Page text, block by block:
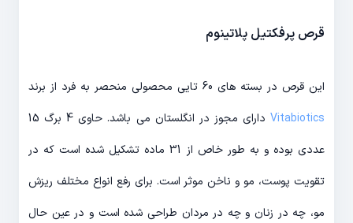
قرص پرفکتیل پلاتینوم
این قرص در بسته های 60 تایی محصولی منحصر به فرد از برند
Vitabiotics
دارای مجوز در انگلستان می باشد. حاوی 4 برگ 15
عددی بوده و به طور خاص از 31 ماده تشکیل شده است که در
تقویت پوست، مو و ناخن موثر است. برای رفع انواع مختلف ریزش
مو، چه در زنان و چه در مردان طراحی شده است و در عین حال